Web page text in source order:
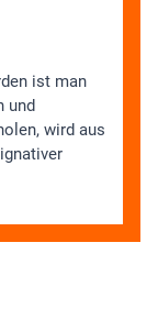
ist man
und
wird aus